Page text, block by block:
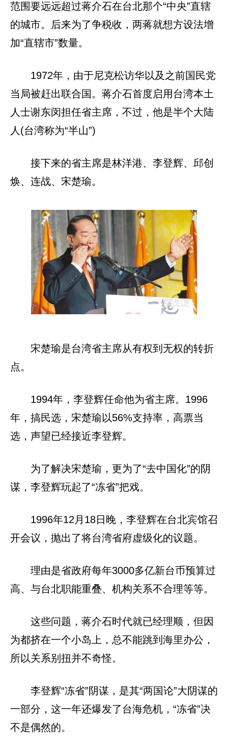
范围要远远超过蒋介石在台北那个“中央”直辖
的城市。后来为了争税收，两蒋就想方设法增
加“直辖市”数量。
1972年，由于尼克松访华以及之前国民党
当局被赶出联合国。蒋介石首度启用台湾本土
人士谢东闵担任省主席，不过，他是半个大陆
人(台湾称为“半山”)
接下来的省主席是林洋港、李登辉、邱创
焕、连战、宋楚瑜。
宋楚瑜是台湾省主席从有权到无权的转折
点。
1994年，李登辉任命他为省主席。1996
年，搞民选，宋楚瑜以56%支持率，高票当
选，声望已经接近李登辉。
为了解决宋楚瑜，更为了“去中国化”的阴
谋，李登辉玩起了“冻省”把戏。
1996年12月18日晚，李登辉在台北宾馆召
开会议，抛出了将台湾省府虚级化的议题。
理由是省政府每年3000多亿新台币预算过
高、与台北职能重叠、机构关系不合理等等。
这些问题，蒋介石时代就已经理顺，但因
为都挤在一个小岛上，总不能跳到海里办公，
所以关系别扭并不奇怪。
李登辉“冻省”阴谋，是其“两国论”大阴谋的
一部分，这一年还爆发了台海危机，“冻省”决
不是偶然的。